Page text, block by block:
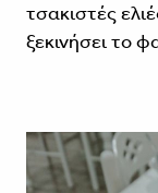
τσακιστές
ξεκινήσει το